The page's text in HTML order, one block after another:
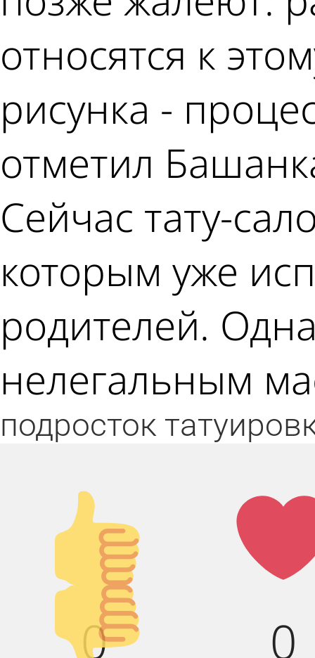
относятся к
рисунка -
отметил
Сейчас тату-
которым уже
родителей.
нелегальным
подросток
Палец
вверх!
0 0
Палец